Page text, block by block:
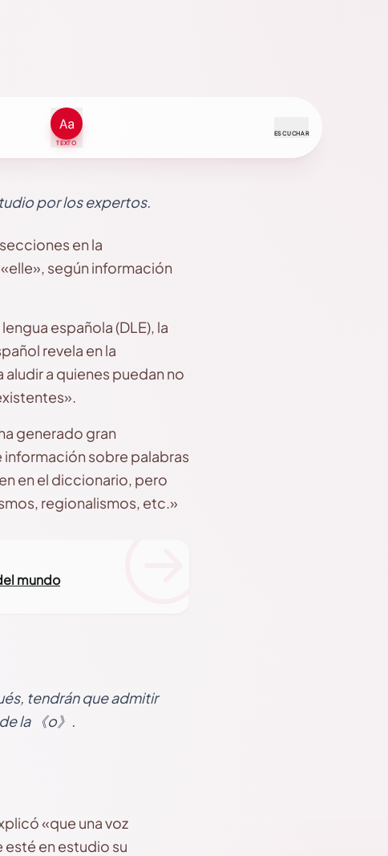
TEXTO
ESCUCHAR
por los expertos.
en la
según información
española (DLE), la
revela en la
a quienes puedan no
generado gran
sobre palabras
en el diccionario, pero
regionalismos, etc.»
mundo
tendrán que admitir
la 《o》.
«que una voz
en estudio su